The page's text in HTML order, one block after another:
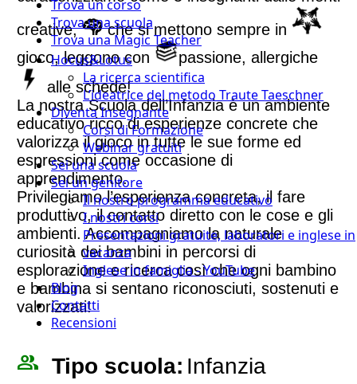
Trova un corso
Trova una scuola
Trova una Magic Teacher
Hocus&Lotus
La ricerca scientifica
L’ideatrice del metodo Traute Taeschner
Diventa Insegnante
Corsi di Formazione
Webinar gratuiti
Sei una scuola
Sei un genitore
Il nostro programma educativo
I nostri corsi
Presentazioni gratuite, laboratori e inglese in
vacanza
Inglese in famiglia - YouTube
Blog
Contatti
Recensioni
creative,
che si mettono sempre in
gioco, leggono con
passione, allergiche
alle schede!
La nostra Scuola dell’Infanzia è un ambiente
educativo ricco di esperienze concrete che
valorizza il gioco in tutte le sue forme ed
espressioni come occasione di
apprendimento.
Privilegiamo l’esperienza concreta, il fare
produttivo, il contatto diretto con le cose e gli
ambienti. Accompagniamo la naturale
curiosità dei bambini in percorsi di
esplorazione e ricerca così che ogni bambino
e bambina si sentano riconosciuti, sostenuti e
valorizzati!
people_outline Tipo scuola: Infanzia